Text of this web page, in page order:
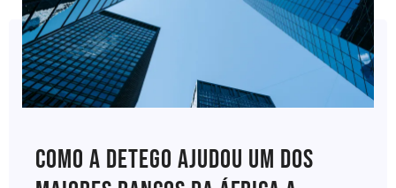
Como A Detego Ajudou Um Dos